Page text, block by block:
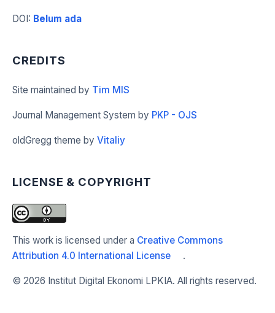
DOI: Belum ada
CREDITS
Site maintained by Tim MIS
Journal Management System by PKP - OJS
oldGregg theme by Vitaliy
LICENSE & COPYRIGHT
This work is licensed under a Creative Commons
Attribution 4.0 International License
.
© 2026 Institut Digital Ekonomi LPKIA. All rights reserved.